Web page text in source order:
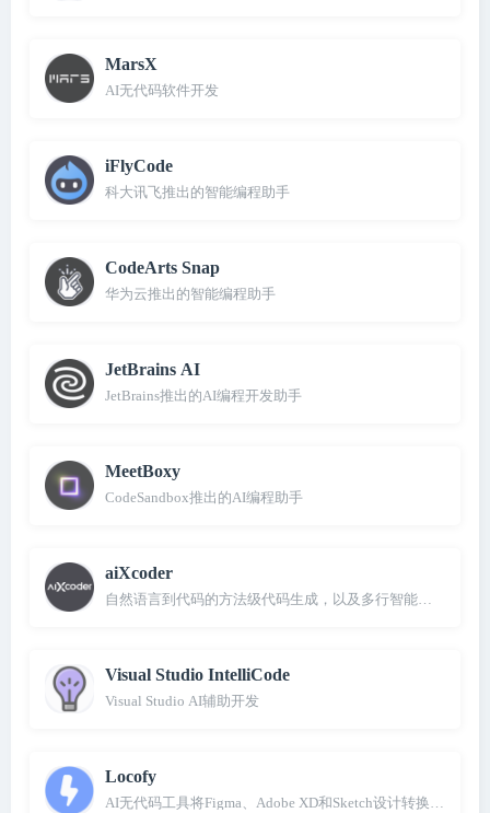
MarsX
AI无代码软件开发
iFlyCode
科大讯飞推出的智能编程助手
CodeArts Snap
华为云推出的智能编程助手
JetBrains AI
JetBrains推出的AI编程开发助手
MeetBoxy
CodeSandbox推出的AI编程助手
aiXcoder
自然语言到代码的方法级代码生成，以及多行智能代码补全
Visual Studio IntelliCode
Visual Studio AI辅助开发
Locofy
AI无代码工具将Figma、Adobe XD和Sketch设计转换成前端代